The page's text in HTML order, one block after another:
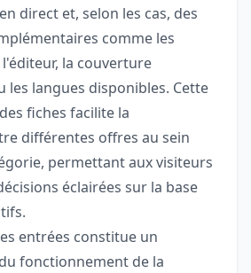
direct et, selon les cas, des
comme les
la couverture
les langues disponibles. Cette
fiches facilite la
différentes offres au sein
permettant aux visiteurs
éclairées sur la base
entrées constitue un
fonctionnement de la